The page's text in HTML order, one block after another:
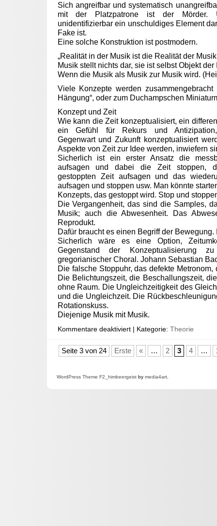
Sich angreifbar und systematisch
mit der Platzpatrone ist der Mörder.
unidentifizierbar ein unschuldiges Element
Fake ist.
Eine solche Konstruktion ist postmodern.
„Realität in der Musik ist die Realität der
Musik stellt nichts dar, sie ist selbst Objekt der
Wenn die Musik als Musik zur Musik wird.
Viele Konzepte werden zusammengebracht
Hängung“, oder zum Duchampschen
Konzept und Zeit
Wie kann die Zeit konzeptualisiert, ein
ein Gefühl für Rekurs und
Gegenwart und Zukunft konzeptualisiert
Aspekte von Zeit zur Idee werden, inwiefern
Sicherlich ist ein erster Ansatz die
aufsagen und dabei die Zeit stoppen,
gestoppten Zeit aufsagen und das
aufsagen und stoppen usw. Man könnte
Konzepts, das gestoppt wird. Stop und
Die Vergangenheit, das sind die Samples,
Musik; auch die Abwesenheit. Das
Reprodukt.
Dafür braucht es einen Begriff der
Sicherlich wäre es eine Option,
Gegenstand der Konzeptualisierung
gregorianischer Choral. Johann Sebastian
Die falsche Stoppuhr, das defekte Metronom,
Die Belichtungszeit, die Beschallungszeit,
ohne Raum. Die Ungleichzeitigkeit des
und die Ungleichzeit. Die
Rotationskuss.
Diejenige Musik mit Musik.
Kommentare deaktiviert | Kategorie: Theorie
Seite 3 von 24 Erste « … 2 3 4 …
WordPress Theme F2 _himbeergeist by media4art